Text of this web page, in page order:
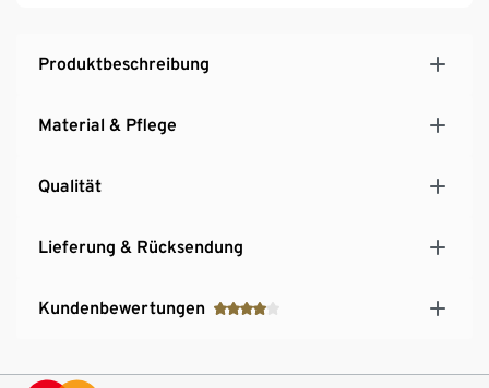
Mit Elasthan: formbeständig, perfekter Sitz, hoher
Produktbeschreibung
Material & Pflege
Qualität
Lieferung & Rücksendung
Kundenbewertungen